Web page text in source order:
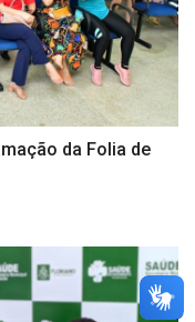
da Folia de